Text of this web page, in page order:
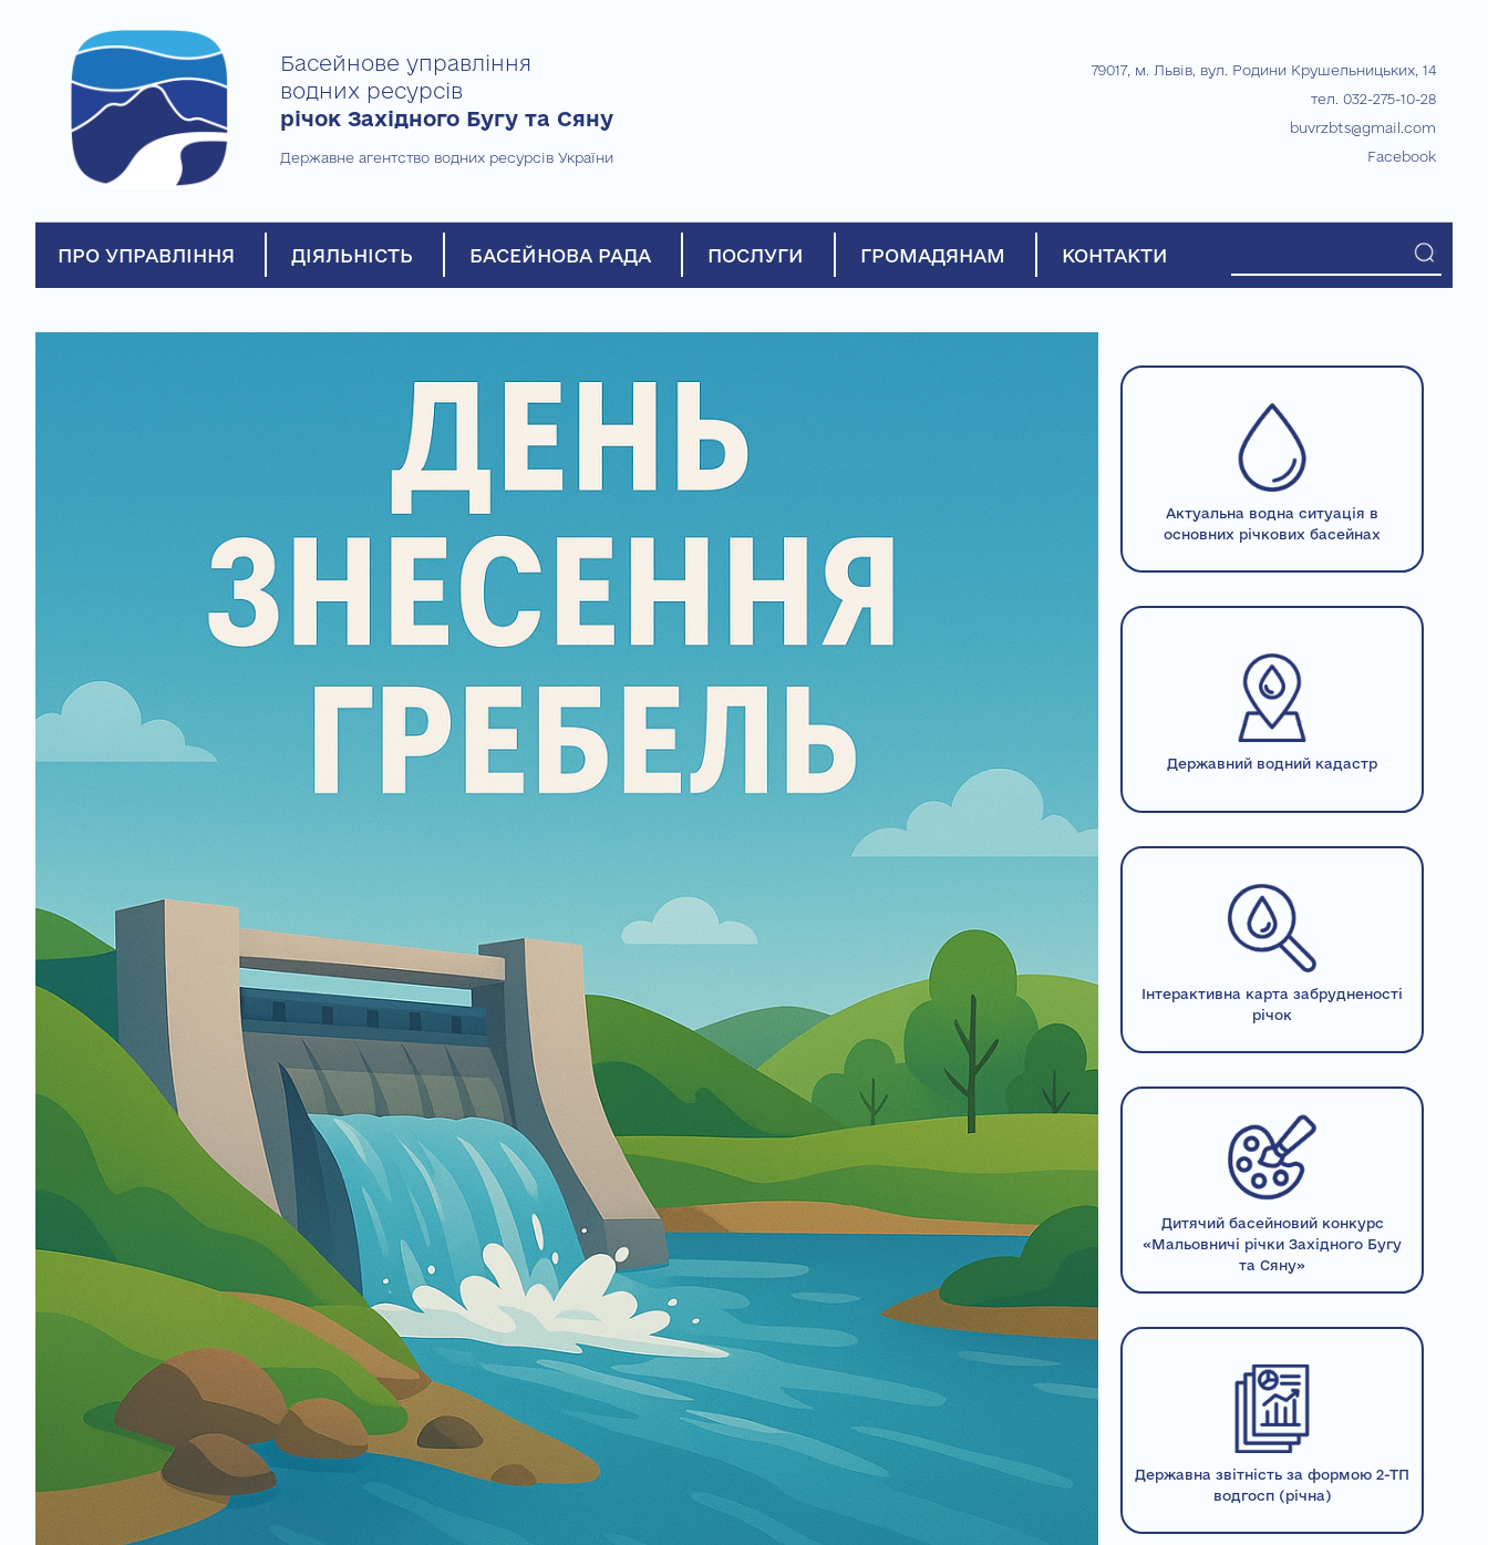
content
Басейнове управління
водних ресурсів
річок Західного Бугу та Сяну
Державне агентство водних ресурсів України
79017, м. Львів, вул. Родини Крушельницьких, 14
тел. 032-275-10-28
buvrzbts@gmail.com
Facebook
ПРО УПРАВЛІННЯ ДІЯЛЬНІСТЬ БАСЕЙНОВА РАДА ПОСЛУГИ ГРОМАДЯНАМ КОНТАКТИ
Актуальна водна ситуація в
основних річкових басейнах
Державний водний кадастр
Інтерактивна карта забрудненості
річок
Дитячий басейновий конкурс
«Мальовничі річки Західного Бугу
та Сяну»
Державна звітність за формою 2-ТП
водгосп (річна)